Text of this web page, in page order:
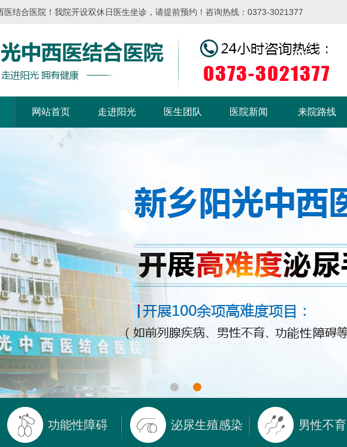
医结合医院！我院开设双休日医生坐诊，请提前预约！咨询热线：0373-3021377
网站首页 走进阳光 医生团队 医院新闻 来院路线
功能性障碍 泌尿生殖感染 男性不育